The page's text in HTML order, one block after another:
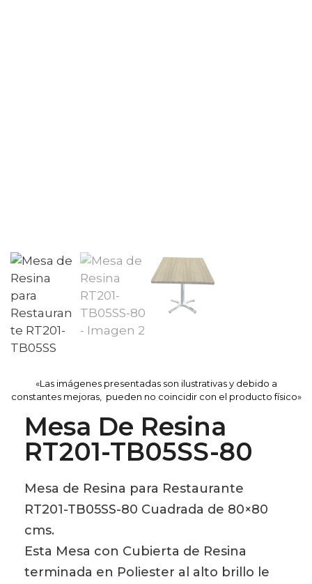
«Las imágenes presentadas son ilustrativas y debido a
constantes mejoras, pueden no coincidir con el producto físico»
Mesa De Resina
RT201-TB05SS-80
Mesa de Resina para Restaurante
RT201-TB05SS-80 Cuadrada de 80×80
cms.
Esta Mesa con Cubierta de Resina
terminada en Poliester al alto brillo le